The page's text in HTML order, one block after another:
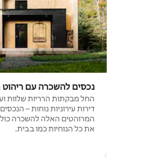
נכסים להשכרה עם
החל מבקתות הרריות שלוות
דירות עירוניות נוחות – הנכסים
המרוהטים האלה להשכרה
את כל הנוחיות כמו בבית.